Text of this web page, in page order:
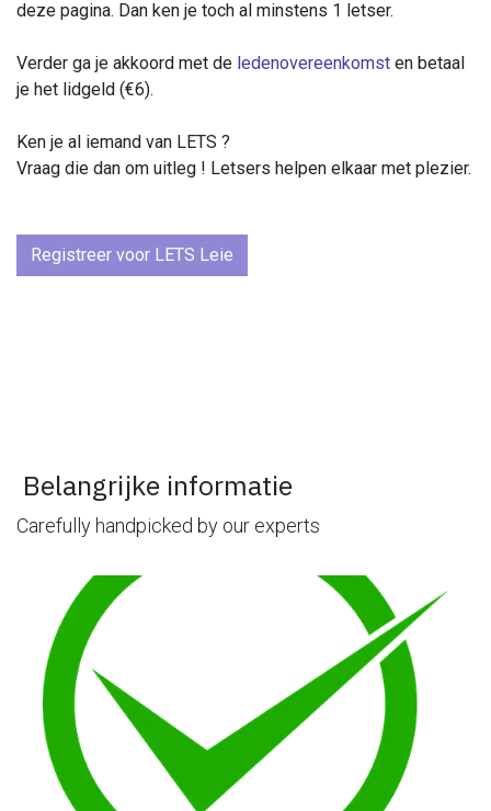
deze pagina. Dan ken je toch al minstens 1 letser.
Verder ga je akkoord met de ledenovereenkomst en betaal
je het lidgeld (€6).
Ken je al iemand van LETS ?
Vraag die dan om uitleg ! Letsers helpen elkaar met plezier.
Registreer voor LETS Leie
Belangrijke informatie
Carefully handpicked by our experts